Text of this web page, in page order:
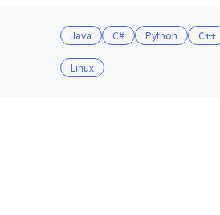
Java C# Python C++
Linux